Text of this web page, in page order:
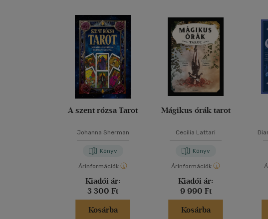
A szent rózsa Tarot
Johanna Sherman
Könyv
Árinformációk
Kiadói ár:
3 300 Ft
Kosárba
Mágikus órák tarot
Cecilia Lattari
Könyv
Árinformációk
Kiadói ár:
9 990 Ft
Kosárba